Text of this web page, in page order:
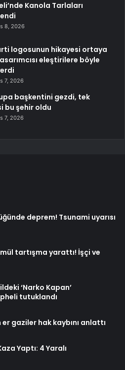
Kanola Tarlaları
8, 2026
logosunun hikayesi ortaya
eleştirilere böyle
7, 2026
başkentini gezdi, tek
bu şehir oldu
7, 2026
deprem! Tsunami uyarısı
tartışma yarattı! İşçi ve
‘Narko Kapan’
tutuklandı
gaziler hak kaybını anlattı
Yaptı: 4 Yaralı